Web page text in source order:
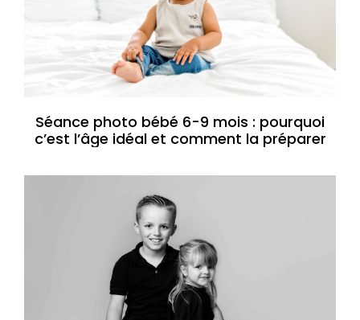
Séance photo bébé 6-9 mois : pourquoi
c’est l’âge idéal et comment la préparer